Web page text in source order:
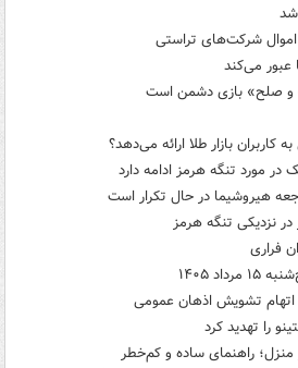
عبور می‌کند
و صلح‌» بازی دشمن است
بازار طلا ارائه می‌دهد؟
مورد تنگه هرمز ادامه دارد
هیروشیما در حال تکرار است
نزدیکی تنگه هرمز
فراری
۱۴۰۵
را تهدید کرد
راهنمای ساده و کم‌خطر